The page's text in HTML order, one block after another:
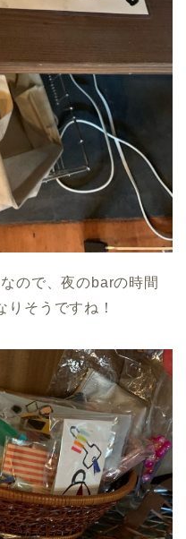
ので、夜のbarの時間
りそうですね！